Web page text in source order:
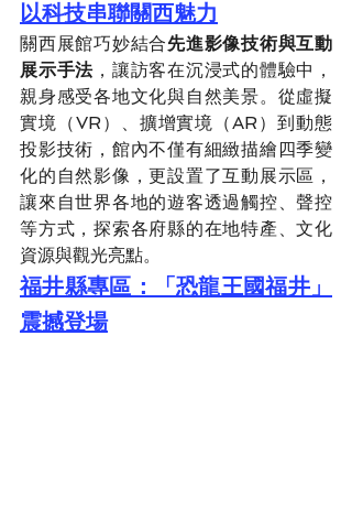
以科技串聯關西魅力
關西展館巧妙結合先進影像技術與互動
展示手法 ，讓訪客在沉浸式的體驗中，
親身感受各地文化與自然美景。從虛擬
實境（VR）、擴增實境（AR）到動態
投影技術，館內不僅有細緻描繪四季變
化的自然影像，更設置了互動展示區，
讓來自世界各地的遊客透過觸控、聲控
等方式，探索各府縣的在地特產、文化
資源與觀光亮點。
福井縣專區：「恐龍王國福井」
震撼登場